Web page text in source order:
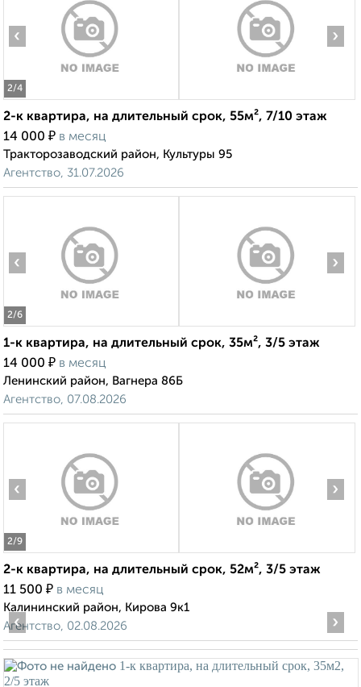
2/4
‹ ›
2-к квартира, на длительный срок, 55м², 7/10 этаж
14 000 ₽ в месяц
Тракторозаводский район, Культуры 95
Агентство, 31.07.2026
2/6
‹ ›
1-к квартира, на длительный срок, 35м², 3/5 этаж
14 000 ₽ в месяц
Ленинский район, Вагнера 86Б
Агентство, 07.08.2026
2/9
‹ ›
2-к квартира, на длительный срок, 52м², 3/5 этаж
11 500 ₽ в месяц
Калининский район, Кирова 9к1
Агентство, 02.08.2026
‹ ›